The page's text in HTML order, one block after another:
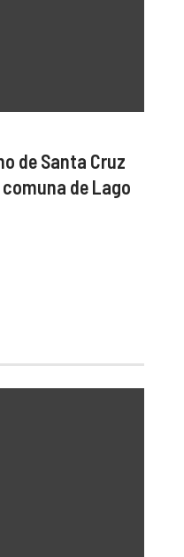
de Santa Cruz
de Lago